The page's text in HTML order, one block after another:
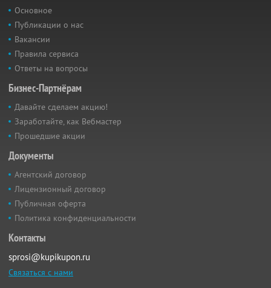
Основное
Публикации о нас
Вакансии
Правила сервиса
Ответы на вопросы
Бизнес-Партнёрам
Давайте сделаем акцию!
Заработайте, как Вебмастер
Прошедшие акции
Документы
Агентский договор
Лицензионный договор
Публичная оферта
Политика конфиденциальности
Контакты
sprosi@kupikupon.ru
Связаться с нами